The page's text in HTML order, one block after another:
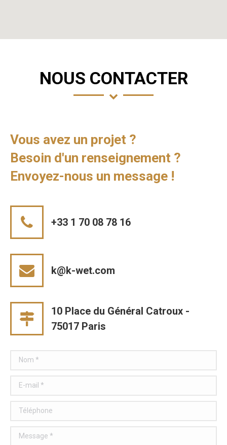
NOUS CONTACTER
Vous avez un projet ?
Besoin d'un renseignement ?
Envoyez-nous un message !
+33 1 70 08 78 16
k@k-wet.com
10 Place du Général Catroux -
75017 Paris
Nom *
E-mail *
Téléphone
Message *